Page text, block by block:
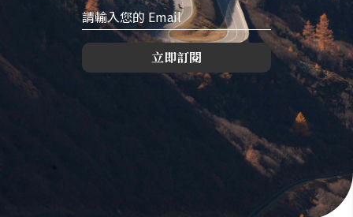
立即訂閱